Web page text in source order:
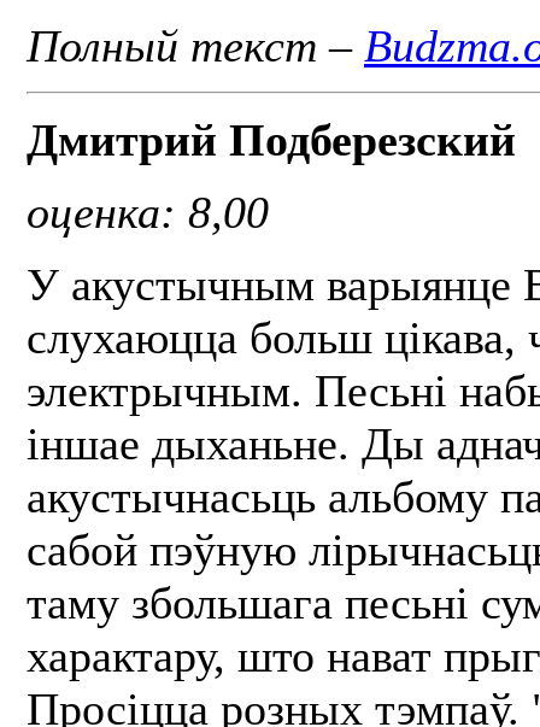
Полный текст –
Дмитрий Подберезский
оценка: 8,00
У акустычным варыянце
слухаюцца больш
электрычным. Песьні
іншае дыханьне. Ды
акустычнасьць альбому
сабой пэўную
таму збольшага песьні
характару, што нават
Просіцца розных тэмпаў.